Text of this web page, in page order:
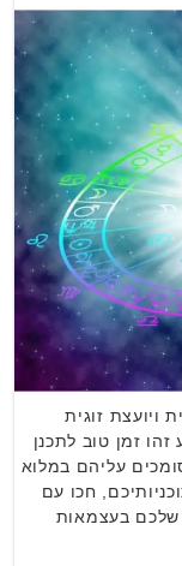
ויועצת זוגית
זמן טוב לתכנן
עליהם במלוא
חכו עם
הצורך שלכם בעצמאות